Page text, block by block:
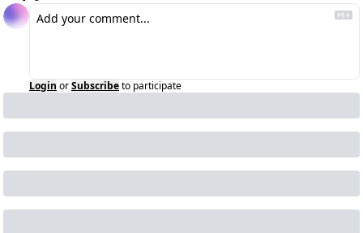
Login orSubscribeto participate